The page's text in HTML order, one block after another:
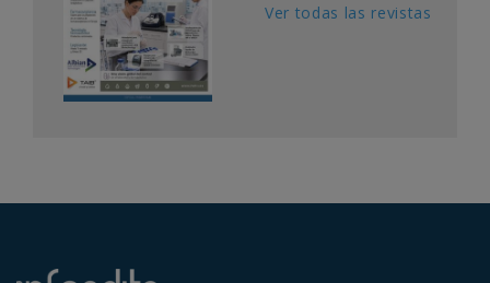
Ver todas las revistas